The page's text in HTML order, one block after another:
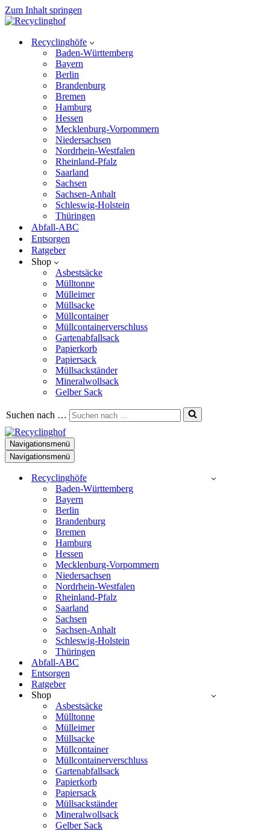
Zum Inhalt springen
Recyclinghöfe
Baden-Württemberg
Bayern
Berlin
Brandenburg
Bremen
Hamburg
Hessen
Mecklenburg-Vorpommern
Niedersachsen
Nordrhein-Westfalen
Rheinland-Pfalz
Saarland
Sachsen
Sachsen-Anhalt
Schleswig-Holstein
Thüringen
Abfall-ABC
Entsorgen
Ratgeber
Shop
Asbestsäcke
Mülltonne
Mülleimer
Müllsacke
Müllcontainer
Müllcontainerverschluss
Gartenabfallsack
Papierkorb
Papiersack
Müllsackständer
Mineralwollsack
Gelber Sack
Suchen nach …
Navigationsmenü
Navigationsmenü
Recyclinghöfe
Baden-Württemberg
Bayern
Berlin
Brandenburg
Bremen
Hamburg
Hessen
Mecklenburg-Vorpommern
Niedersachsen
Nordrhein-Westfalen
Rheinland-Pfalz
Saarland
Sachsen
Sachsen-Anhalt
Schleswig-Holstein
Thüringen
Abfall-ABC
Entsorgen
Ratgeber
Shop
Asbestsäcke
Mülltonne
Mülleimer
Müllsacke
Müllcontainer
Müllcontainerverschluss
Gartenabfallsack
Papierkorb
Papiersack
Müllsackständer
Mineralwollsack
Gelber Sack